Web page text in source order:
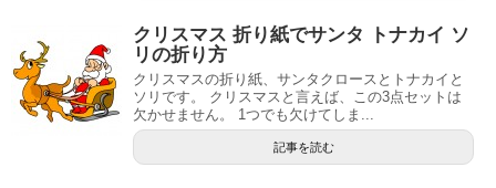
クリスマス 折り紙でサンタ トナカイ ソ
リの折り方
クリスマスの折り紙、サンタクロースとトナカイと
ソリです。 クリスマスと言えば、この3点セットは
欠かせません。 1つでも欠けてしま...
記事を読む